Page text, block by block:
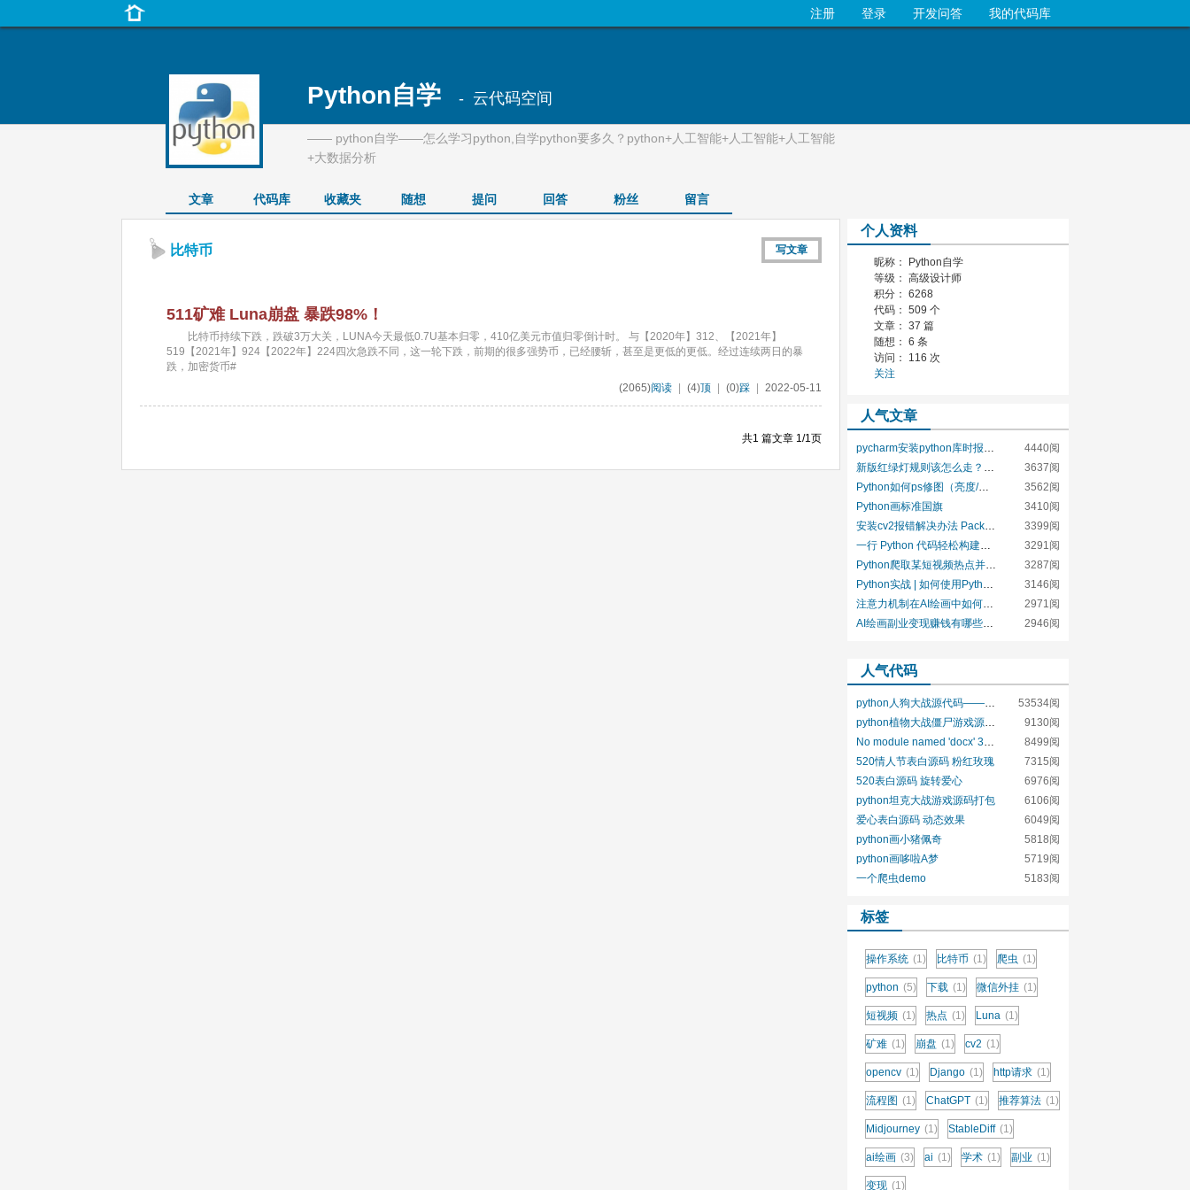
我的代码库
开发问答
登录
注册
Python自学 - 云代码空间
—— python自学——怎么学习python,自学python要多久？python+人工智能+人工智能+人工智能
+大数据分析
文章 代码库 收藏夹 随想 提问 回答 粉丝 留言
写文章
比特币
511矿难 Luna崩盘 暴跌98%！
比特币持续下跌，跌破3万大关，LUNA今天最低0.7U基本归零，410亿美元市值归零倒计时。 与【2020年】312、【2021年】
519【2021年】924【2022年】224四次急跌不同，这一轮下跌，前期的很多强势币，已经腰斩，甚至是更低的更低。经过连续两日的暴
跌，加密货币#
(2065)阅读 (4)顶 (0)踩 2022-05-11
共1 篇文章 1/1页
个人资料
昵称： Python自学
等级： 高级设计师
积分： 6268
代码： 509 个
文章： 37 篇
随想： 6 条
访问： 116 次
关注
人气文章
4440阅
pycharm安装python库时报错 Try to run this command from t
3637阅
新版红绿灯规则该怎么走？用python实现判断
3562阅
Python如何ps修图（亮度/饱和度/对比度/锐化）
3410阅
Python画标准国旗
3399阅
安装cv2报错解决办法 PackagesNotFoundError: The following p
3291阅
一行 Python 代码轻松构建树状热力图（一种可视化技术：treemap）
3287阅
Python爬取某短视频热点并批量下载视频（爬虫）
3146阅
Python实战 | 如何使用Python开发高效的推荐算法？
2971阅
注意力机制在AI绘画中如何提高图像理解和生成质量
2946阅
AI绘画副业变现赚钱有哪些方法
人气代码
53534阅
python人狗大战源代码——文字版回合制游戏
9130阅
python植物大战僵尸游戏源码下载
8499阅
No module named 'docx' 3步终极解决【解决办法】
7315阅
520情人节表白源码 粉红玫瑰
6976阅
520表白源码 旋转爱心
6106阅
python坦克大战游戏源码打包
6049阅
爱心表白源码 动态效果
5818阅
python画小猪佩奇
5719阅
python画哆啦A梦
5183阅
一个爬虫demo
标签
操作系统 (1) 比特币 (1) 爬虫 (1)
python (5) 下载 (1) 微信外挂 (1)
短视频 (1) 热点 (1) Luna (1)
矿难 (1) 崩盘 (1) cv2 (1)
opencv (1) Django (1) http请求 (1)
流程图 (1) ChatGPT (1) 推荐算法 (1)
Midjourney (1) StableDiff (1)
ai绘画 (3) ai (1) 学术 (1) 副业 (1)
变现 (1)